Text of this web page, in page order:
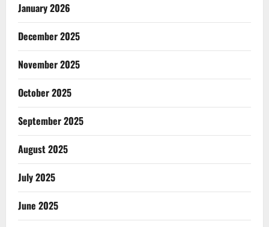
January 2026
December 2025
November 2025
October 2025
September 2025
August 2025
July 2025
June 2025